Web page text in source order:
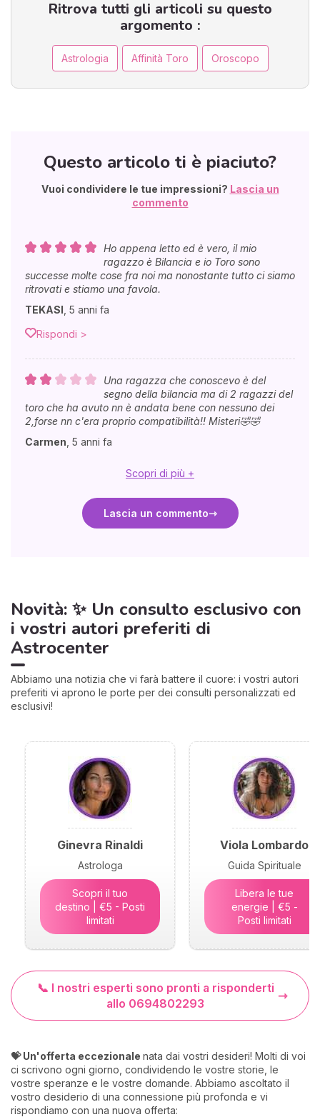
Ritrova tutti gli articoli su questo
argomento :
Astrologia Affinità Toro Oroscopo
Questo articolo ti è piaciuto?
Vuoi condividere le tue impressioni? Lascia un
commento
Ho appena letto ed è vero, il mio
ragazzo è Bilancia e io Toro sono
successe molte cose fra noi ma nonostante tutto ci siamo
ritrovati e stiamo una favola.
TEKASI 5 anni fa
Rispondi >
Una ragazza che conoscevo è del
segno della bilancia ma di 2 ragazzi del
toro che ha avuto nn è andata bene con nessuno dei
2,forse nn c'era proprio compatibilità!! Misteri🤣🤣
Carmen 5 anni fa
Scopri di più +
Lascia un commento
Novità: ✨ Un consulto esclusivo con
i vostri autori preferiti di
Astrocenter
Abbiamo una notizia che vi farà battere il cuore: i vostri autori
preferiti vi aprono le porte per dei consulti personalizzati ed
esclusivi!
Ginevra Rinaldi
Astrologa
Scopri il tuo
destino | €5 - Posti
limitati
Viola Lombardo
Guida Spirituale
Libera le tue
energie | €5 -
Posti limitati
📞 I nostri esperti sono pronti a risponderti
allo 0694802293
💝 Un'offerta eccezionale nata dai vostri desideri! Molti di voi
ci scrivono ogni giorno, condividendo le vostre storie, le
vostre speranze e le vostre domande. Abbiamo ascoltato il
vostro desiderio di una connessione più profonda e vi
rispondiamo con una nuova offerta: